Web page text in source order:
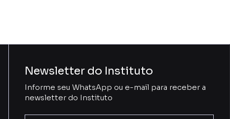
Newsletter do Instituto
Informe seu WhatsApp ou e-mail para receber a
newsletter do Instituto